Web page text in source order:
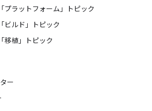
プラットフォーム」トピック
ビルド」トピック
移植」トピック
ー